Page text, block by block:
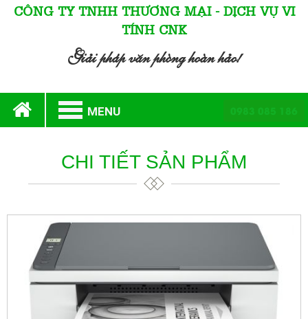
CÔNG TY TNHH THƯƠNG MẠI - DỊCH VỤ VI
TÍNH CNK
Giải pháp văn phòng hoàn hảo!
MENU
CHI TIẾT SẢN PHẨM